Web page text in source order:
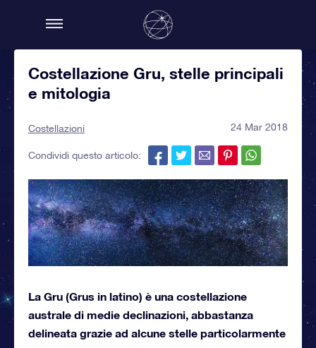
Costellazione Gru, stelle principali
e mitologia
Costellazioni 24 Mar 2018
Condividi questo articolo:
La Gru (Grus in latino) è una costellazione
australe di medie declinazioni, abbastanza
delineata grazie ad alcune stelle particolarmente